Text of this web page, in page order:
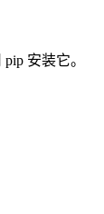
安装它。